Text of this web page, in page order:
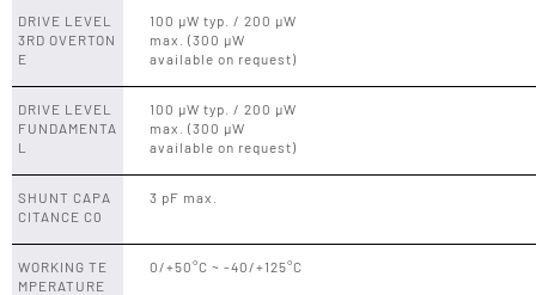
DRIVE LEVEL
3RD OVERTON
E
100 μW typ. / 200 μW
max. (300 μW
available on request)
DRIVE LEVEL
FUNDAMENTA
L
100 μW typ. / 200 μW
max. (300 μW
available on request)
SHUNT CAPA
CITANCE C0
3 pF max.
WORKING TE
MPERATURE
0/+50°C ~ -40/+125°C